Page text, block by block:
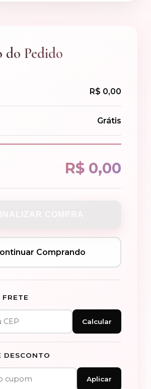
do Pedido
R$ 0,00
Grátis
R$ 0,00
Comprando
FRETE
Calcular
DESCONTO
Aplicar